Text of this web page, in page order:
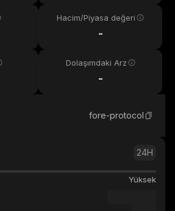
Hacim/Piyasa değeri
-
Dolaşımdaki Arz
-
fore-protocol
24H
Yüksek